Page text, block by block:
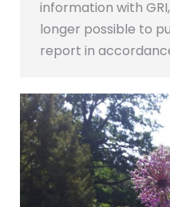
information with
longer possible to
report in